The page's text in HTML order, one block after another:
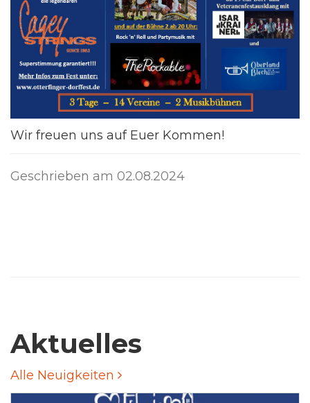
Wir freuen uns auf Euer Kommen!
Geschrieben am 02.08.2024
Aktuelles
Alle Neuigkeiten